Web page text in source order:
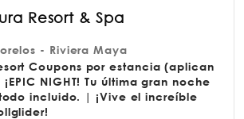
Resort & Spa
- Riviera Maya
Coupons por estancia (aplican
NIGHT! Tu última gran noche
incluido. | ¡Vive el increíble